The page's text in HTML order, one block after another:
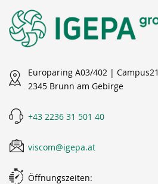
Europaring A03/402 | Campus21
2345 Brunn am Gebirge
+43 2236 31 501 40
viscom@igepa.at
Öffnungszeiten: